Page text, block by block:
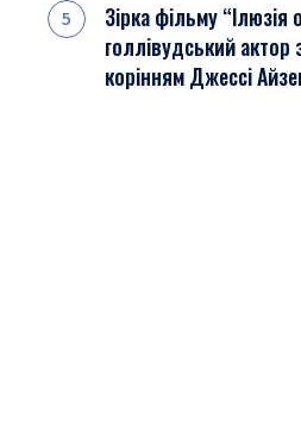
Зірка фільму “Ілюзія
голлівудський актор
корінням Джессі